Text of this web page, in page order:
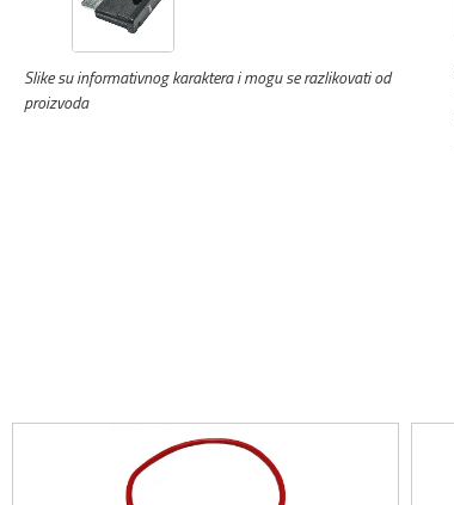
Slike su informativnog karaktera i mogu se razlikovati od
proizvoda